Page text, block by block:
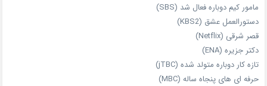
مامور کیم دوباره فعال شد (SBS)
دستورالعمل عشق (KBS2)
قصر شرقی (Netflix)
دکتر جزیره (ENA)
تازه‌ کار دوباره‌ متولد شده (jTBC)
حرفه‌ ای‌ های پنجاه‌ ساله (MBC)